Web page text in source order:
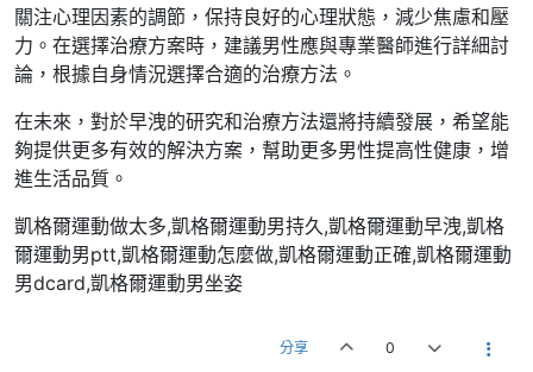
關注心理因素的調節，保持良好的心理狀態，減少焦慮和壓
力。在選擇治療方案時，建議男性應與專業醫師進行詳細討
論，根據自身情況選擇合適的治療方法。
在未來，對於早洩的研究和治療方法還將持續發展，希望能
夠提供更多有效的解決方案，幫助更多男性提高性健康，增
進生活品質。
凱格爾運動做太多,凱格爾運動男持久,凱格爾運動早洩,凱格
爾運動男ptt,凱格爾運動怎麼做,凱格爾運動正確,凱格爾運動
男dcard,凱格爾運動男坐姿
分享 0